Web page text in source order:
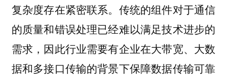
复杂度存在紧密联系。传统的组件对于通信
的质量和错误处理已经难以满足技术进步的
需求，因此行业需要有企业在大带宽、大数
据和多接口传输的背景下保障数据传输可靠